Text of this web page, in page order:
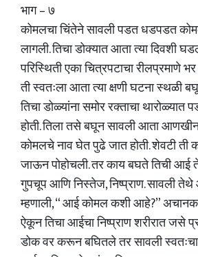
भाग – ७
कोमलचा चिंतेने सावली पडत धडपडत
लागली. तिचा डोक्यात आता त्या दिवशी
परिस्थिती एका चित्रपटाचा रीलप्रमाणे
ती स्वतःला आता त्या क्षणी घटना स्थळी
तिचा डोळ्यांना समोर रक्ताचा थारोळ्यात
होती. तिला तसे बघून सावली आता
कोमलचे नाव घेत पुढे जात होती. शेवटी
जाऊन पोहोचली. तर काय बघते तिची आई
गुपचूप आणि निस्तेज, निष्प्राण. सावली
म्हणाली, “ आई कोमल कशी आहे?”
ऐकून तिचा आईचा निष्प्राण शरीरात जसे
डोक वर करून बघितले तर सावली स्वतःचा